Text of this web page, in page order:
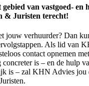
van vastgoed-
& Juristen terecht!
jouw verhuurder? Dan
Als lid van
contact opnemen met
is – en de hulp
is – zal KHN Advies jou